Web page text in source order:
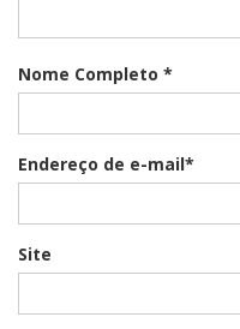
Nome Completo *
Endereço de e-mail*
Site